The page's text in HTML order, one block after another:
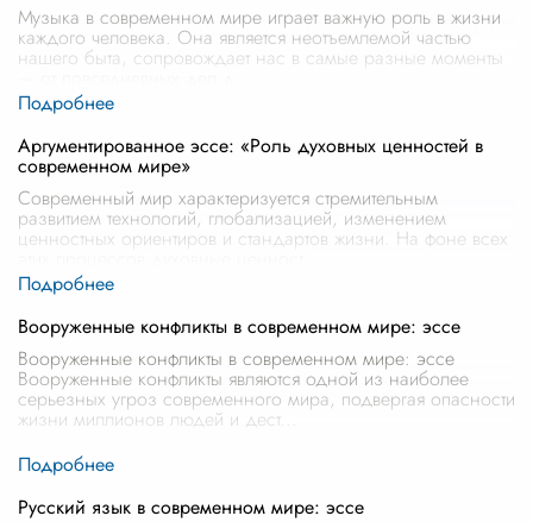
Музыка в современном мире играет важную роль в жизни
каждого человека. Она является неотъемлемой частью
нашего быта, сопровождает нас в самые разные моменты
Аргументированное эссе: «Роль духовных ценностей в
современном мире»
Современный мир характеризуется стремительным
развитием технологий, глобализацией, изменением
ценностных ориентиров и стандартов жизни. На фоне всех
Вооруженные конфликты в современном мире: эссе
Вооруженные конфликты в современном мире: эссе
Вооруженные конфликты являются одной из наиболее
серьезных угроз современного мира, подвергая опасности
жизни миллионов людей и дест
Русский язык в современном мире: эссе